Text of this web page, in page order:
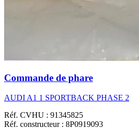
Commande de phare
AUDI A1 1 SPORTBACK PHASE 2
Réf. CVHU : 91345825
Réf. constructeur : 8P0919093